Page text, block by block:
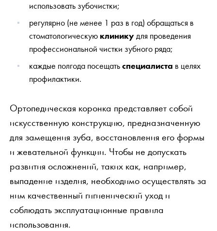
использовать зубочистки;
регулярно (не менее 1 раз в год) обращаться в
стоматологическую клиникудля проведения
профессиональной чистки зубного ряда;
каждые полгода посещатьспециалиста в целях
профилактики.
Ортопедическая коронка представляет собой
искусственную конструкцию, предназначенную
для замещения зуба, восстановления его формы
и жевательной функции. Чтобы не допускать
развития осложнений, таких как, например,
выпадение изделия, необходимо осуществлять за
ним качественный гигиенический уход и
соблюдать эксплуатационные правила
использования.